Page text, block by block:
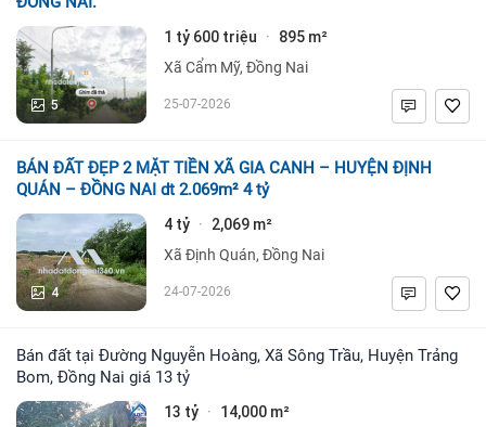
5
1 tỷ 600 triệu · 895 m²
Xã Cẩm Mỹ, Đồng Nai
25-07-2026
BÁN ĐẤT ĐẸP 2 MẶT TIỀN XÃ GIA CANH – HUYỆN ĐỊNH
QUÁN – ĐỒNG NAI dt 2.069m² 4 tỷ
4
4 tỷ · 2,069 m²
Xã Định Quán, Đồng Nai
24-07-2026
Bán đất tại Đường Nguyễn Hoàng, Xã Sông Trầu, Huyện Trảng
Bom, Đồng Nai giá 13 tỷ
13 tỷ · 14,000 m²